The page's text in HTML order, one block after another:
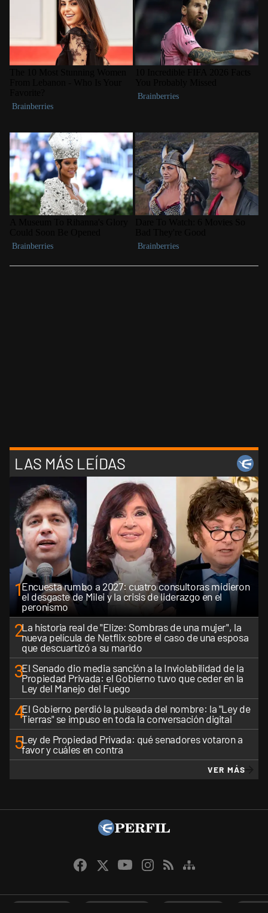
LAS MÁS LEÍDAS
1Encuesta rumbo a 2027: cuatro consultoras midieron
el desgaste de Milei y la crisis de liderazgo en el
peronismo
2La historia real de "Elize: Sombras de una mujer", la
nueva película de Netflix sobre el caso de una esposa
que descuartizó a su marido
3El Senado dio media sanción a la Inviolabilidad de la
Propiedad Privada: el Gobierno tuvo que ceder en la
Ley del Manejo del Fuego
4El Gobierno perdió la pulseada del nombre: la "Ley de
Tierras" se impuso en toda la conversación digital
5Ley de Propiedad Privada: qué senadores votaron a
favor y cuáles en contra
VER MÁS